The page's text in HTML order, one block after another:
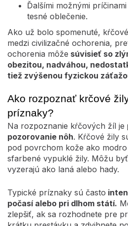
Ďalšími možnými
tesné oblečenie.
Ako už bolo spomenuté,
medzi civilizačné ochorenia,
ochorenia môže súvisieť so
obezitou, nadváhou,
tiež zvýšenou fyzickou
Ako rozpoznať krčové
príznaky?
Na rozpoznanie kŕčových žíl je
pozorovanie nôh. Kŕčové žily
pod povrchom kože ako
sfarbené vypuklé žily. Môžu
vyzerajú ako laná alebo hady.
Typické príznaky sú často
počasí alebo pri dlhom státí.
zlepšiť, ak sa rozhodnete pre